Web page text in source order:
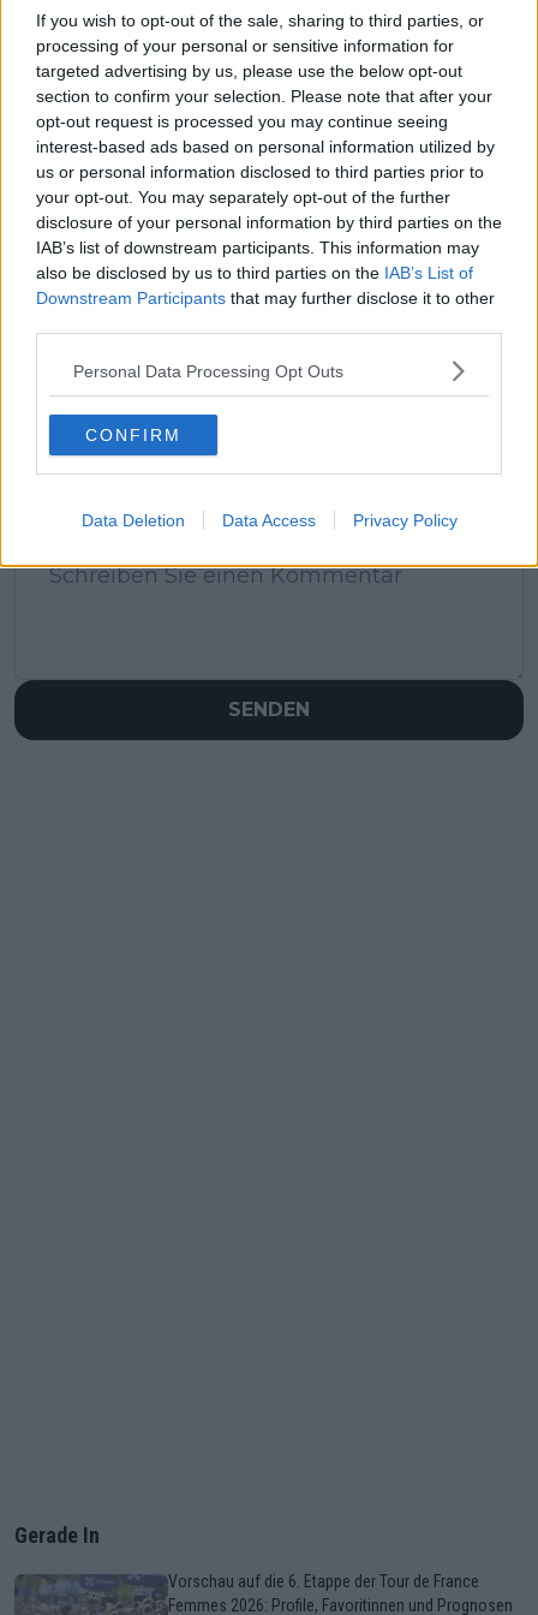
If you wish to opt-out of the sale, sharing to third parties, or
processing of your personal or sensitive information for
targeted advertising by us, please use the below opt-out
section to confirm your selection. Please note that after your
opt-out request is processed you may continue seeing
interest-based ads based on personal information utilized by
us or personal information disclosed to third parties prior to
your opt-out. You may separately opt-out of the further
disclosure of your personal information by third parties on the
IAB’s list of downstream participants. This information may
also be disclosed by us to third parties on the IAB’s List of
Downstream Participants that may further disclose it to other
Personal Data Processing Opt Outs
CONFIRM
Data Deletion Data Access Privacy Policy
sich beim Japan Cup
den letzten Sieg der
Saison; Johannes
Adamietz Elfter
drei Grand Tours in
einem Jahr zu
gewinnen ist
machbar, aber ich
respektiere meine
Teamkollegen"
SENDEN
Gerade In
Vorschau auf die 6. Etappe der Tour de France
Femmes 2026: Profile, Favoritinnen und Prognosen